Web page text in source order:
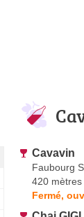
Cavavin
Faubourg
420 mètres
Fermé,